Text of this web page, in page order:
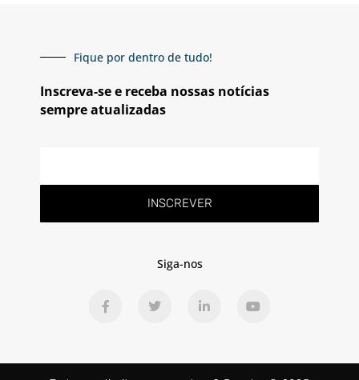
Fique por dentro de tudo!
Inscreva-se e receba nossas notícias
sempre atualizadas
INSCREVER
Siga-nos